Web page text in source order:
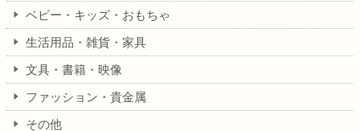
ベビー・キッズ・おもちゃ
生活用品・雑貨・家具
文具・書籍・映像
ファッション・貴金属
その他